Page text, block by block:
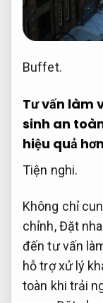
Buffet.
Tư vấn làm
sinh an
hiệu quả hơn
Tiện nghi.
Không chỉ
chỉnh,Đặt
đến tư vấn
hỗ trợ xử lý
toàn khi trải